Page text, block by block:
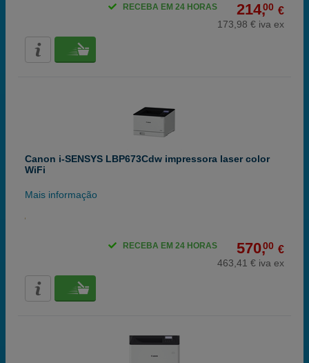
214,00 €
173,98 € iva ex
RECEBA EM 24 HORAS
Canon i-SENSYS LBP673Cdw impressora laser color
WiFi
Mais informação
570,00 €
463,41 € iva ex
RECEBA EM 24 HORAS